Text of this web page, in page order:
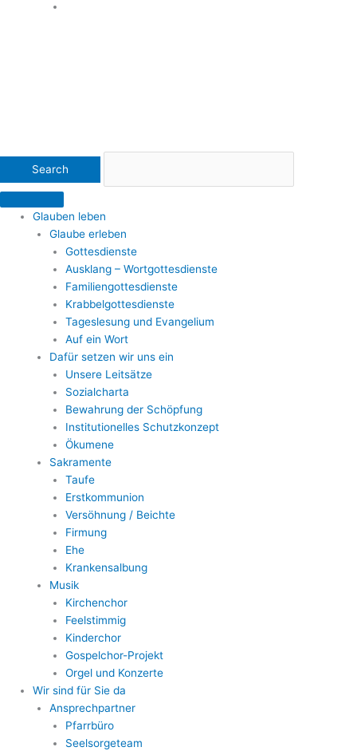
Glauben leben
Glaube erleben
Gottesdienste
Ausklang – Wortgottesdienste
Familiengottesdienste
Krabbelgottesdienste
Tageslesung und Evangelium
Auf ein Wort
Dafür setzen wir uns ein
Unsere Leitsätze
Sozialcharta
Bewahrung der Schöpfung
Institutionelles Schutzkonzept
Ökumene
Sakramente
Taufe
Erstkommunion
Versöhnung / Beichte
Firmung
Ehe
Krankensalbung
Musik
Kirchenchor
Feelstimmig
Kinderchor
Gospelchor-Projekt
Orgel und Konzerte
Wir sind für Sie da
Ansprechpartner
Pfarrbüro
Seelsorgeteam